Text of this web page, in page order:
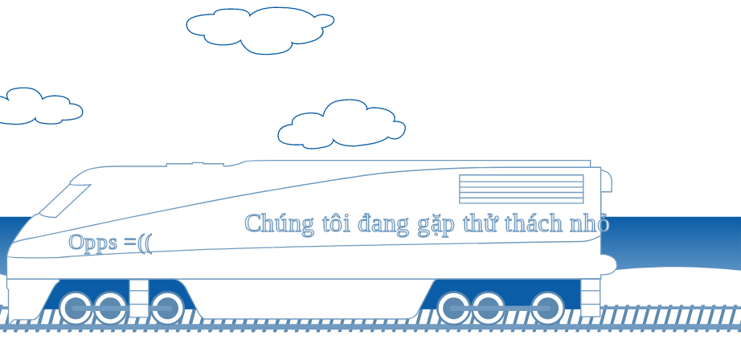
Opps =((
Chúng tôi đang gặp thử thách nhỏ